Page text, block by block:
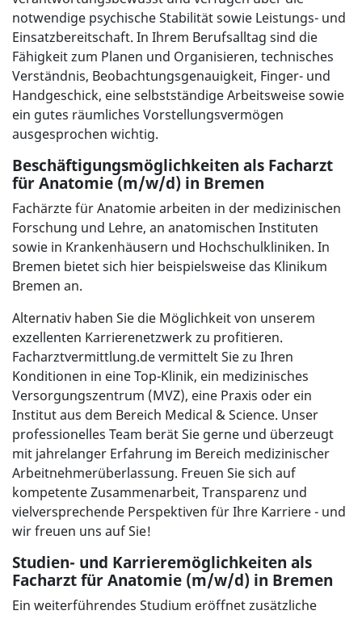
notwendige psychische Stabilität sowie Leistungs- und
Einsatzbereitschaft. In Ihrem Berufsalltag sind die
Fähigkeit zum Planen und Organisieren, technisches
Verständnis, Beobachtungsgenauigkeit, Finger- und
Handgeschick, eine selbstständige Arbeitsweise sowie
ein gutes räumliches Vorstellungsvermögen
ausgesprochen wichtig.
Beschäftigungsmöglichkeiten als Facharzt
für Anatomie (m/w/d) in Bremen
Fachärzte für Anatomie arbeiten in der medizinischen
Forschung und Lehre, an anatomischen Instituten
sowie in Krankenhäusern und Hochschulkliniken. In
Bremen bietet sich hier beispielsweise das Klinikum
Bremen an.
Alternativ haben Sie die Möglichkeit von unserem
exzellenten Karrierenetzwerk zu profitieren.
Facharztvermittlung.de vermittelt Sie zu Ihren
Konditionen in eine Top-Klinik, ein medizinisches
Versorgungszentrum (MVZ), eine Praxis oder ein
Institut aus dem Bereich Medical & Science. Unser
professionelles Team berät Sie gerne und überzeugt
mit jahrelanger Erfahrung im Bereich medizinischer
Arbeitnehmerüberlassung. Freuen Sie sich auf
kompetente Zusammenarbeit, Transparenz und
vielversprechende Perspektiven für Ihre Karriere - und
wir freuen uns auf Sie!
Studien- und Karrieremöglichkeiten als
Facharzt für Anatomie (m/w/d) in Bremen
Ein weiterführendes Studium eröffnet zusätzliche